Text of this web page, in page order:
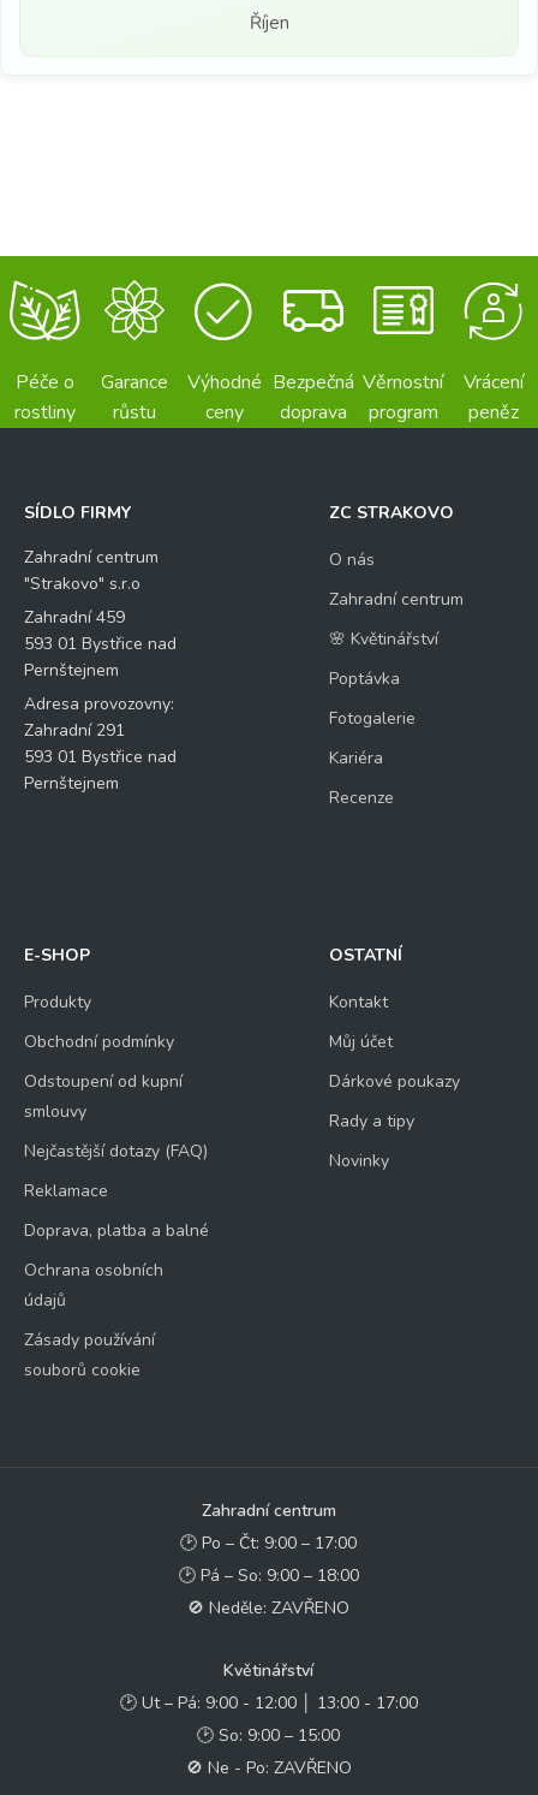
Říjen
Péče o
rostliny
Garance
růstu
Výhodné
ceny
Bezpečná
doprava
Věrnostní
program
Vrácení
peněz
SÍDLO FIRMY
Zahradní centrum
"Strakovo" s.r.o
Zahradní 459
593 01 Bystřice nad
Pernštejnem
Adresa provozovny:
Zahradní 291
593 01 Bystřice nad
Pernštejnem
ZC STRAKOVO
O nás
Zahradní centrum
🌸 Květinářství
Poptávka
Fotogalerie
Kariéra
Recenze
E-SHOP
Produkty
Obchodní podmínky
Odstoupení od kupní
smlouvy
Nejčastější dotazy (FAQ)
Reklamace
Doprava, platba a balné
Ochrana osobních
údajů
Zásady používání
souborů cookie
OSTATNÍ
Kontakt
Můj účet
Dárkové poukazy
Rady a tipy
Novinky
Zahradní centrum
🕑 Po – Čt: 9:00 – 17:00
🕑 Pá – So: 9:00 – 18:00
🚫 Neděle: ZAVŘENO
Květinářství
🕑 Ut – Pá: 9:00 - 12:00 │ 13:00 - 17:00
🕑 So: 9:00 – 15:00
🚫 Ne - Po: ZAVŘENO